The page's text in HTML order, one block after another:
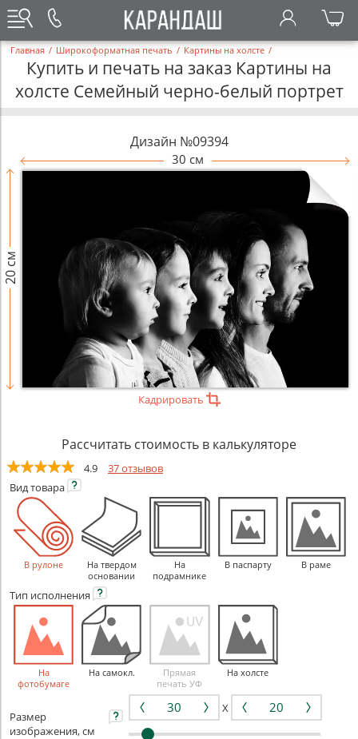
Главная / Широкоформатная печать / Картины на холсте /
Купить и печать на заказ Картины на
холсте Семейный черно-белый портрет
Дизайн №09394
30 см
20 см
Кадрировать
Рассчитать стоимость в калькуляторе
4.9
37 отзывов
Видтовара
В рулоне
На твердом
основании
На
подрамнике
В паспарту В раме
Тип исполнения
На
фотобумаге
На самокл.
Прямая
печать УФ
На холсте
Размер
изображения, см
X